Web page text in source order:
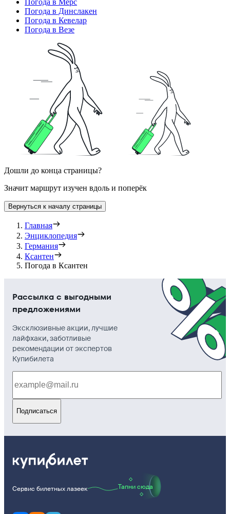
Погода в Динслакен
Погода в Кевелар
Погода в Везе
Дошли до конца страницы?
Значит маршрут изучен вдоль и поперёк
Вернуться к началу страницы
Главная
Энциклопедия
Германия
Ксантен
Погода в Ксантен
Рассылка с выгодными
предложениями
Эксклюзивные акции, лучшие
лайфхаки, заботливые
рекомендации от экспертов
Купибилета
Подписаться
Сервис билетных лазеек Тапни сюда